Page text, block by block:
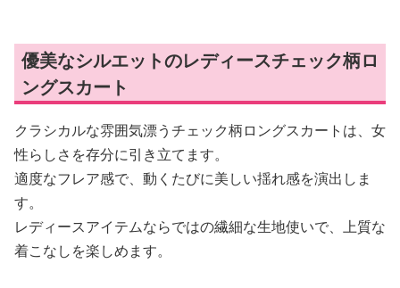
優美なシルエットのレディースチェック柄ロ
ングスカート
クラシカルな雰囲気漂うチェック柄ロングスカートは、女
性らしさを存分に引き立てます。
適度なフレア感で、動くたびに美しい揺れ感を演出しま
す。
レディースアイテムならではの繊細な生地使いで、上質な
着こなしを楽しめます。